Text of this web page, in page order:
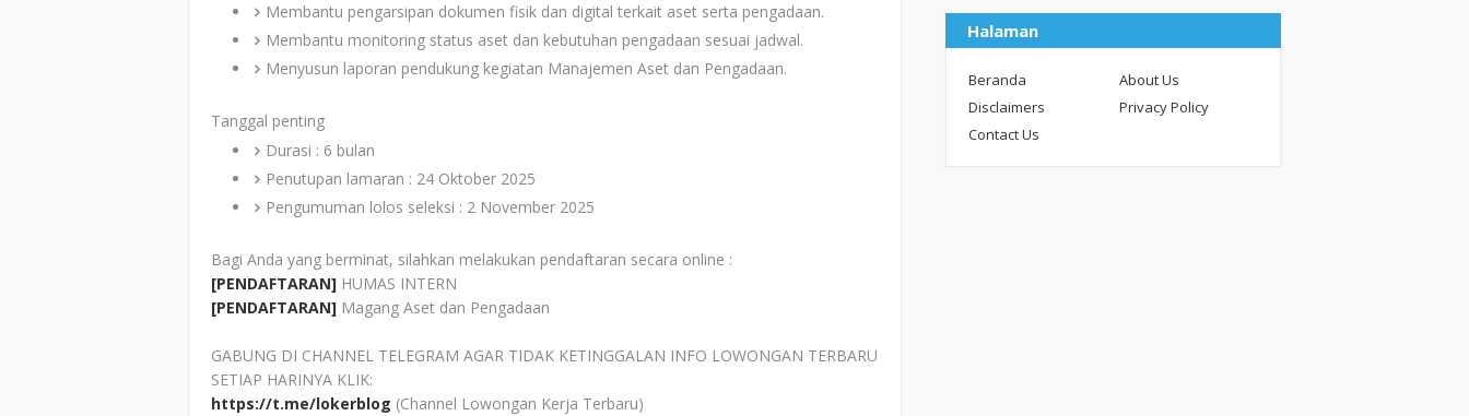
Membantu pengarsipan dokumen fisik dan digital terkait aset serta pengadaan.
Membantu monitoring status aset dan kebutuhan pengadaan sesuai jadwal.
Menyusun laporan pendukung kegiatan Manajemen Aset dan Pengadaan.
Tanggal penting
Durasi : 6 bulan
Penutupan lamaran : 24 Oktober 2025
Pengumuman lolos seleksi : 2 November 2025
Bagi Anda yang berminat, silahkan melakukan pendaftaran secara online :
[PENDAFTARAN] HUMAS INTERN
[PENDAFTARAN] Magang Aset dan Pengadaan
GABUNG DI CHANNEL TELEGRAM AGAR TIDAK KETINGGALAN INFO LOWONGAN TERBARU
SETIAP HARINYA KLIK:
https://t.me/lokerblog (Channel Lowongan Kerja Terbaru)
Halaman
Beranda
About Us
Disclaimers
Privacy Policy
Contact Us